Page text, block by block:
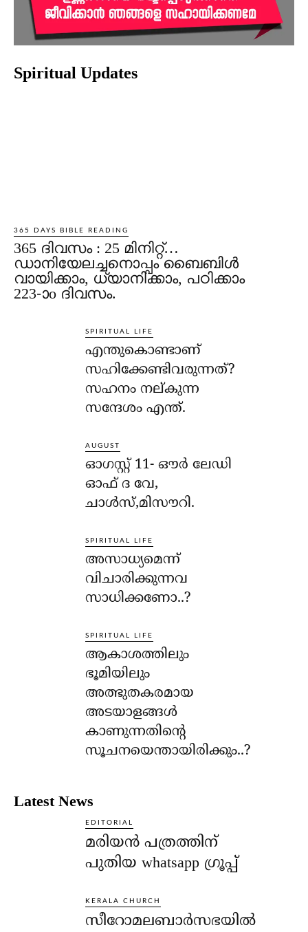
Spiritual Updates
365 DAYS BIBLE READING
365 ദിവസം : 25 മിനിറ്റ്…
ഡാനിയേലച്ചനൊപ്പം ബൈബിൾ
വായിക്കാം, ധ്യാനിക്കാം, പഠിക്കാം
223-ാo ദിവസം.
SPIRITUAL LIFE
എന്തുകൊണ്ടാണ്
സഹിക്കേണ്ടിവരുന്നത്?
സഹനം നല്കുന്ന
സന്ദേശം എന്ത്.
AUGUST
ഓഗസ്റ്റ് 11- ഔര്‍ ലേഡി
ഓഫ് ദ വേ,
ചാള്‍സ്,മിസൗറി.
SPIRITUAL LIFE
അസാധ്യമെന്ന്
വിചാരിക്കുന്നവ
സാധിക്കണോ..?
SPIRITUAL LIFE
ആകാശത്തിലും
ഭൂമിയിലും
അത്ഭുതകരമായ
അടയാളങ്ങള്‍
കാണുന്നതിന്റെ
സൂചനയെന്തായിരിക്കും..?
Latest News
EDITORIAL
മരിയൻ പത്രത്തിന്
പുതിയ whatsapp ഗ്രൂപ്പ്
KERALA CHURCH
സീറോമലബാർസഭയിൽ